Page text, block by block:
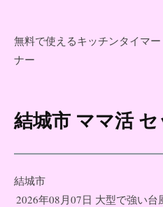
無料で使えるキッチンタイマー
ナー
コ
テ
ン
結城市 ママ活
結城市
2026年08月07日 大型で強い